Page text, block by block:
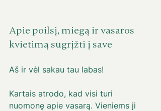
Apie poilsį, miegą ir vasaros
kvietimą sugrįžti į save
Aš ir vėl sakau tau labas!
Kartais atrodo, kad visi turi
nuomonę apie vasarą. Vieniems ji